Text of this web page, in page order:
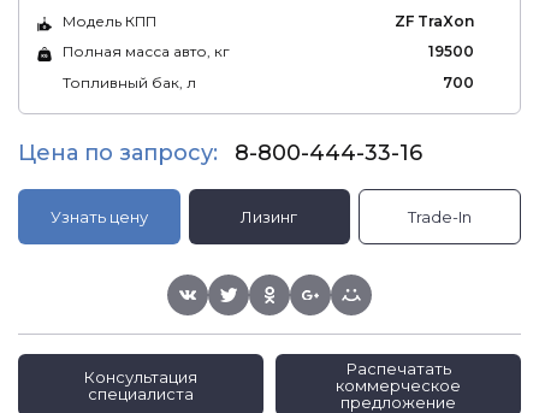
Модель КПП
ZF TraXon
Полная масса авто, кг
19500
Топливный бак, л
700
Цена по запросу: 8-800-444-33-16
Узнать цену Лизинг Trade-In
Консультация
специалиста
Распечатать
коммерческое
предложение